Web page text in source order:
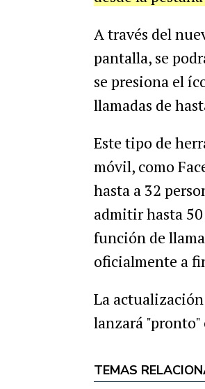
A través del
pantalla, se
se presiona el
llamadas de
Este tipo de
móvil, como
hasta a 32
admitir hasta
función de
oficialmente a
La
lanzará
TEMAS